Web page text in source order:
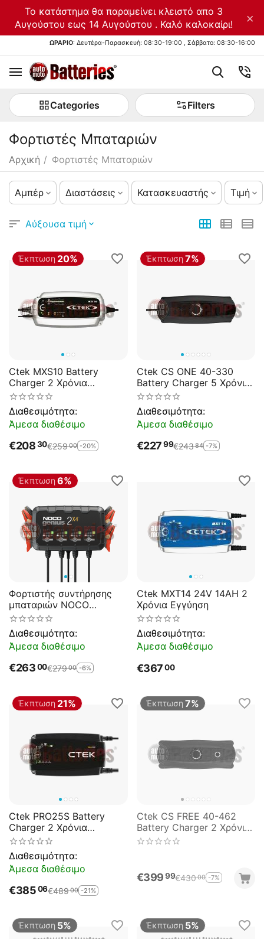
Το κατάστημα θα παραμείνει κλειστό απο 3
Αυγούστου εως 14 Αυγούστου . Καλό καλοκαίρι!
×
ΩΡΑΡΙΟ: Δευτέρα-Παρασκευή: 08:30-19:00 , Σάββατο: 08:30-16:00
Categories Filters
Φορτιστές Μπαταριών
Αρχική / Φορτιστές Μπαταριών
Αμπέρ Διαστάσεις Κατασκευαστής Τιμή
Αύξουσα τιμή
Έκπτωση 20%
Ctek MXS10 Battery
Charger 2 Χρόνια
Εγγύηση
Διαθεσιμότητα:
Άμεσα διαθέσιμο
€20830€25900 -20%
Έκπτωση 7%
Ctek CS ONE 40-330
Battery Charger 5 Χρόνια
Εγγύηση
Διαθεσιμότητα:
Άμεσα διαθέσιμο
€22799€24384 -7%
Έκπτωση 6%
Φορτιστής συντήρησης
μπαταριών NOCO
GENIUS2X4EU 4 θέσεων
φόρτισης 8Α (2Α ανά
θέση φόρτισης)
Διαθεσιμότητα:
Άμεσα διαθέσιμο
€26300€27900 -6%
Ctek MXT14 24V 14AH 2
Χρόνια Εγγύηση
Διαθεσιμότητα:
Άμεσα διαθέσιμο
€36700
Έκπτωση 21%
Ctek PRO25S Battery
Charger 2 Χρόνια
Εγγύηση
Διαθεσιμότητα:
Άμεσα διαθέσιμο
€38506€48900 -21%
Έκπτωση 7%
Ctek CS FREE 40-462
Battery Charger 2 Χρόνια
Εγγύηση
€39999€43000 -7%
Έκπτωση 5% Έκπτωση 5%